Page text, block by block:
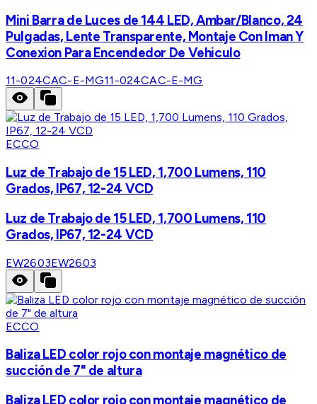
Mini Barra de Luces de 144 LED, Ambar/Blanco, 24
Pulgadas, Lente Transparente, Montaje Con Iman Y
Conexion Para Encendedor De Vehiculo
11-024CAC-E-MG11-024CAC-E-MG
ECCO
Luz de Trabajo de 15 LED, 1,700 Lumens, 110
Grados, IP67, 12-24 VCD
Luz de Trabajo de 15 LED, 1,700 Lumens, 110
Grados, IP67, 12-24 VCD
EW2603EW2603
ECCO
Baliza LED color rojo con montaje magnético de
succión de 7" de altura
Baliza LED color rojo con montaje magnético de